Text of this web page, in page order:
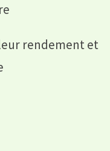
rendement et